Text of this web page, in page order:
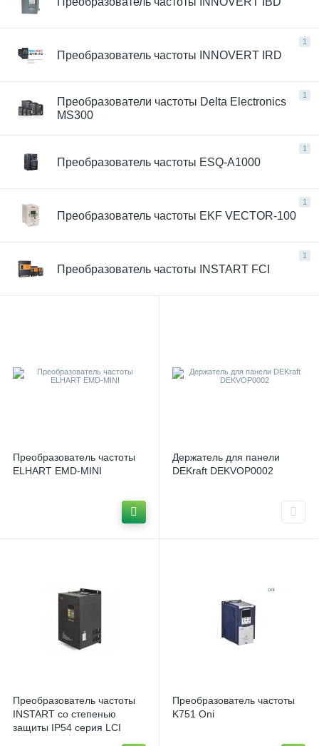
1
Преобразователь частоты INNOVERT IRD
1
Преобразователи частоты Delta Electronics
MS300
1
Преобразователь частоты ESQ-A1000
1
Преобразователь частоты EKF VECTOR-100
1
Преобразователь частоты INSTART FCI
Преобразователь частоты
ELHART EMD‑MINI
Держатель для панели
DEKraft DEKVOP0002
Преобразователь частоты
INSTART со степенью
защиты IP54 серия LCI
Преобразователь частоты
K751 Oni